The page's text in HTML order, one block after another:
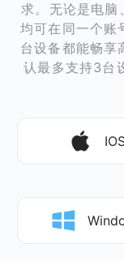
求。无论是电脑
均可在同一个账
台设备都能畅享
认最多支持3台